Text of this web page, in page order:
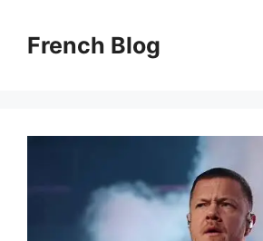
contentFrench Blog